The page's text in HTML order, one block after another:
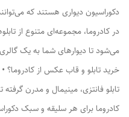
دکوراسیون دیواری هستند که
در کادروما، مجموعه‌ای متنوع از
می‌شود تا دیوارهای شما به یک
خرید تابلو و قاب عکس از
تابلو فانتزی، مینیمال و مدرن
کادروما برای هر سلیقه و سبک